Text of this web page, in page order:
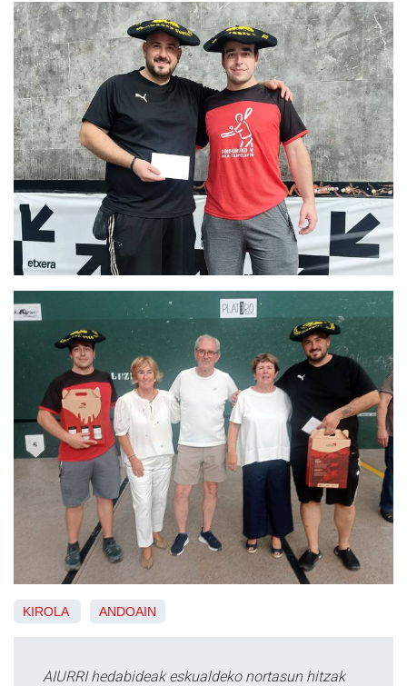
KIROLA ANDOAIN
AIURRI hedabideak eskualdeko nortasun hitzak